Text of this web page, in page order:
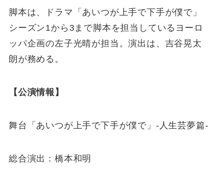
脚本は、ドラマ「あいつが上手で下手が僕で」
シーズン1から3まで脚本を担当しているヨーロ
ッパ企画の左子光晴が担当。演出は、吉谷晃太
朗が務める。
【公演情報】
舞台「あいつが上手で下手が僕で」-人生芸夢篇-
総合演出：橋本和明